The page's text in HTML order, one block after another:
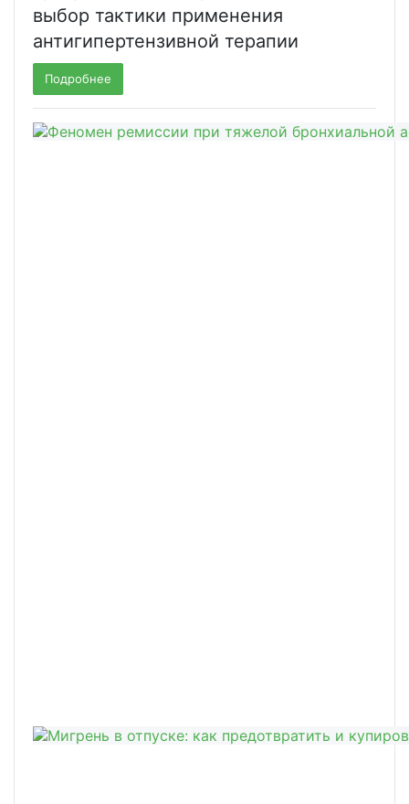
выбор тактики применения
антигипертензивной терапии
Подробнее